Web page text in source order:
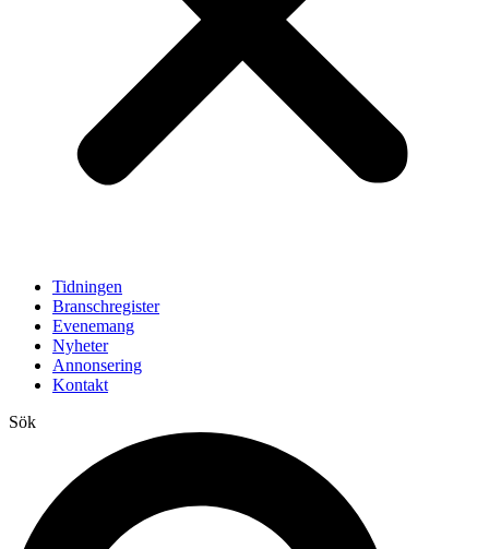
Tidningen
Branschregister
Evenemang
Nyheter
Annonsering
Kontakt
Sök